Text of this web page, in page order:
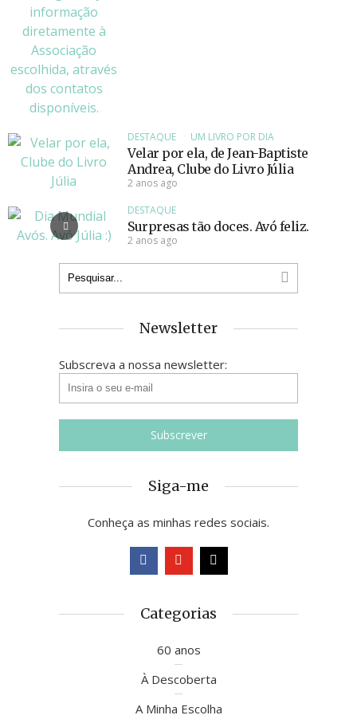
DESTAQUE UM LIVRO POR DIA
Velar por ela, de Jean-Baptiste
Andrea, Clube do Livro Júlia
2 anos ago
DESTAQUE
Surpresas tão doces. Avó feliz.
2 anos ago
Newsletter
Subscreva a nossa newsletter:
Siga-me
Conheça as minhas redes sociais.
Categorias
60 anos
À Descoberta
A Minha Escolha